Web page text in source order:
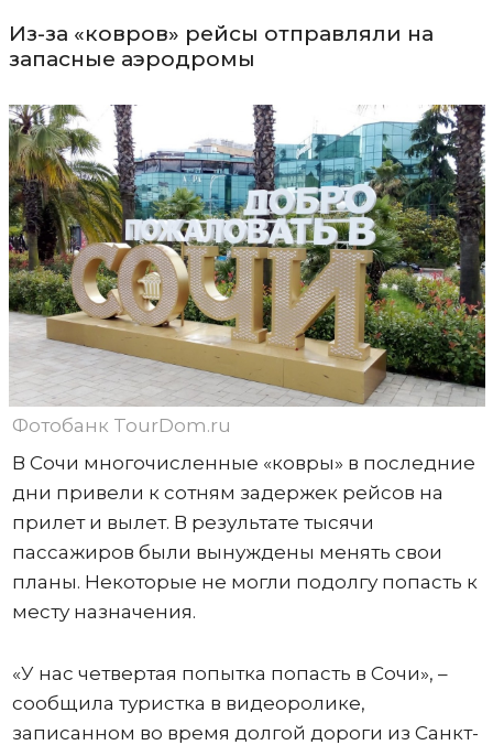
Из-за «ковров» рейсы отправляли на
запасные аэродромы
Фотобанк TourDom.ru
В Сочи многочисленные «ковры» в последние
дни привели к сотням задержек рейсов на
прилет и вылет. В результате тысячи
пассажиров были вынуждены менять свои
планы. Некоторые не могли подолгу попасть к
месту назначения.
«У нас четвертая попытка попасть в Сочи», –
сообщила туристка в видеоролике,
записанном во время долгой дороги из Санкт-